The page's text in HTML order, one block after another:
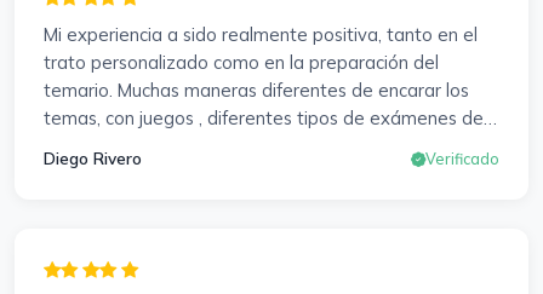
resolver dudas, se agradece. Incluso se ofrecieron a
ayudarme a buscar impugnaciones de preguntas del
examen para subir nota. Gracias Vanesa y Pablo.
Mi experiencia a sido realmente positiva, tanto en el
trato personalizado como en la preparación del
temario. Muchas maneras diferentes de encarar los
temas, con juegos , diferentes tipos de exámenes de
preparación y un temario muy al día. Una experiencia
muy positiva en todos los sentidos.
Diego Rivero Verificado